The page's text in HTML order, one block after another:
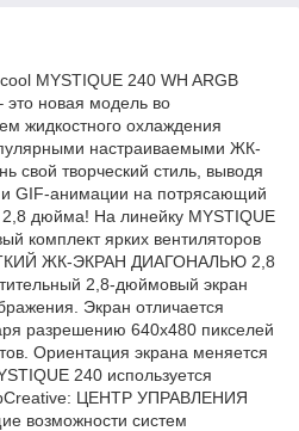
MYSTIQUE 240 WH ARGB
это новая модель во
жидкостного охлаждения
настраиваемыми ЖК-
свой творческий стиль, выводя
GIF-анимации на потрясающий
дюйма! На линейку MYSTIQUE
комплект ярких вентиляторов
ЖК-ЭКРАН ДИАГОНАЛЬЮ 2,8
2,8-дюймовый экран
Экран отличается
разрешению 640x480 пикселей
Ориентация экрана меняется
240 используется
ЦЕНТР УПРАВЛЕНИЯ
возможности систем